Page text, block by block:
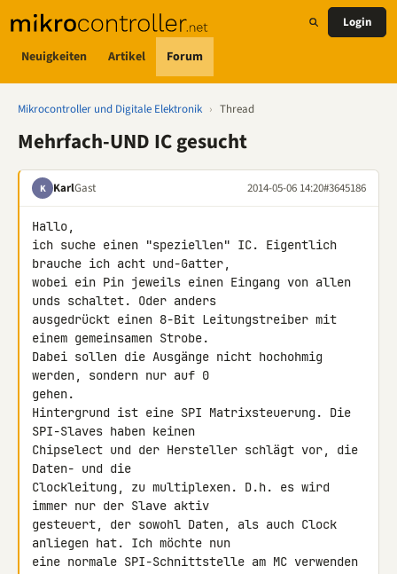
Neuigkeiten Artikel Forum
Login
Mikrocontroller und Digitale Elektronik › Thread
Mehrfach-UND IC gesucht
K KarlGast 2014-05-06 14:20#3645186
Hallo,
ich suche einen "speziellen" IC. Eigentlich
brauche ich acht und-Gatter,
wobei ein Pin jeweils einen Eingang von allen
unds schaltet. Oder anders
ausgedrückt einen 8-Bit Leitungstreiber mit
einem gemeinsamen Strobe.
Dabei sollen die Ausgänge nicht hochohmig
werden, sondern nur auf 0
gehen.
Hintergrund ist eine SPI Matrixsteuerung. Die
SPI-Slaves haben keinen
Chipselect und der Hersteller schlägt vor, die
Daten- und die
Clockleitung, zu multiplexen. D.h. es wird
immer nur der Slave aktiv
gesteuert, der sowohl Daten, als auch Clock
anliegen hat. Ich möchte nun
eine normale SPI-Schnittstelle am MC verwenden